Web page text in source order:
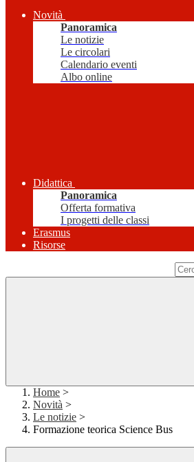
Novità
Panoramica
Le notizie
Le circolari
Calendario eventi
Albo online
Didattica
Panoramica
Offerta formativa
I progetti delle classi
Erasmus
Risorse
Home >
Novità >
Le notizie >
Formazione teorica Science Bus